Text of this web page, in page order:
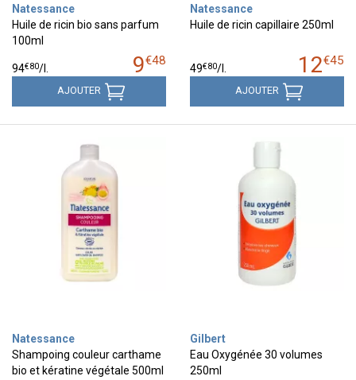
Natessance
Huile de ricin bio sans parfum
100ml
9€48
94€80/l.
AJOUTER
Natessance
Huile de ricin capillaire 250ml
12€45
49€80/l.
AJOUTER
Natessance
Shampoing couleur carthame
bio et kératine végétale 500ml
Gilbert
Eau Oxygénée 30 volumes
250ml